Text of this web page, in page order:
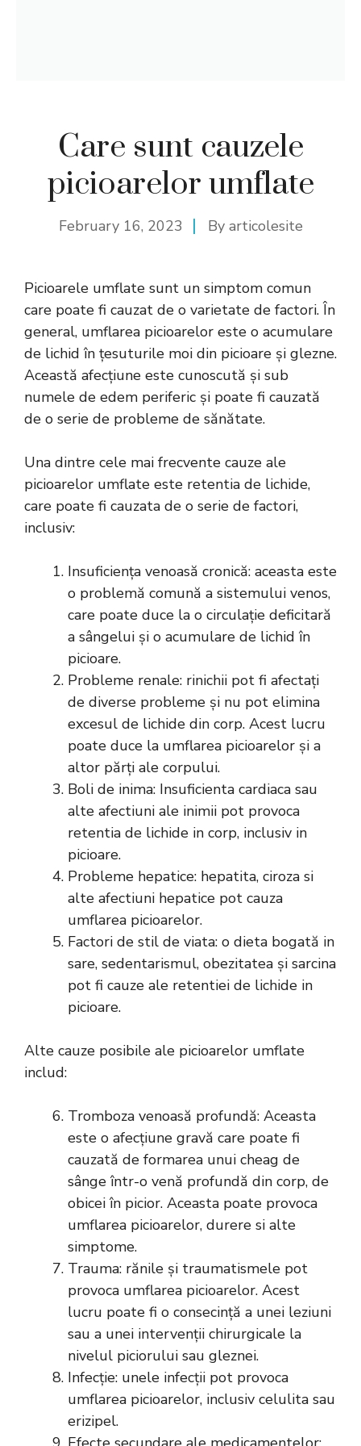
Care sunt cauzele
picioarelor umflate
February 16, 2023 By articolesite
Picioarele umflate sunt un simptom comun
care poate fi cauzat de o varietate de factori. În
general, umflarea picioarelor este o acumulare
de lichid în țesuturile moi din picioare și glezne.
Această afecțiune este cunoscută și sub
numele de edem periferic și poate fi cauzată
de o serie de probleme de sănătate.
Una dintre cele mai frecvente cauze ale
picioarelor umflate este retentia de lichide,
care poate fi cauzata de o serie de factori,
inclusiv:
Insuficiența venoasă cronică: aceasta este
o problemă comună a sistemului venos,
care poate duce la o circulație deficitară
a sângelui și o acumulare de lichid în
picioare.
Probleme renale: rinichii pot fi afectați
de diverse probleme și nu pot elimina
excesul de lichide din corp. Acest lucru
poate duce la umflarea picioarelor și a
altor părți ale corpului.
Boli de inima: Insuficienta cardiaca sau
alte afectiuni ale inimii pot provoca
retentia de lichide in corp, inclusiv in
picioare.
Probleme hepatice: hepatita, ciroza si
alte afectiuni hepatice pot cauza
umflarea picioarelor.
Factori de stil de viata: o dieta bogată in
sare, sedentarismul, obezitatea și sarcina
pot fi cauze ale retentiei de lichide in
picioare.
Alte cauze posibile ale picioarelor umflate
includ:
Tromboza venoasă profundă: Aceasta
este o afecțiune gravă care poate fi
cauzată de formarea unui cheag de
sânge într-o venă profundă din corp, de
obicei în picior. Aceasta poate provoca
umflarea picioarelor, durere si alte
simptome.
Trauma: rănile și traumatismele pot
provoca umflarea picioarelor. Acest
lucru poate fi o consecință a unei leziuni
sau a unei intervenții chirurgicale la
nivelul piciorului sau gleznei.
Infecție: unele infecții pot provoca
umflarea picioarelor, inclusiv celulita sau
erizipel.